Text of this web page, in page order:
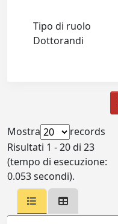
Tipo di ruolo
Dottorandi
Mostra
records
Risultati 1 - 20 di 23
(tempo di esecuzione:
0.053 secondi).